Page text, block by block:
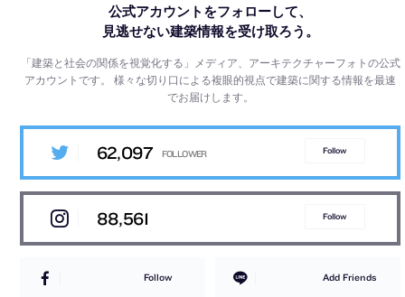
公式アカウントをフォローして、
見逃せない建築情報を受け取ろう。
「建築と社会の関係を視覚化する」メディア、アーキテクチャーフォトの公式
アカウントです。様々な切り口による複眼的視点で建築に関する情報を最速
でお届けします。
62,097 Follow
88,561 Follow
Follow Add Friends